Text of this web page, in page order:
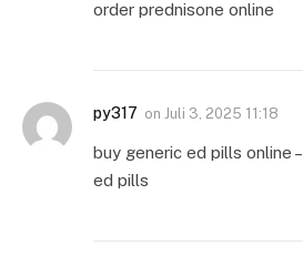
order prednisone online
py317 on Juli 3, 2025 11:18
buy generic ed pills online –
ed pills